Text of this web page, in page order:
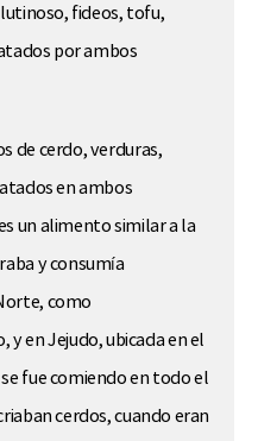
fideos, tofu,
por ambos
de cerdo, verduras,
en ambos
un alimento similar a la
y consumía
como
en Jejudo, ubicada en el
fue comiendo en todo el
cerdos, cuando eran